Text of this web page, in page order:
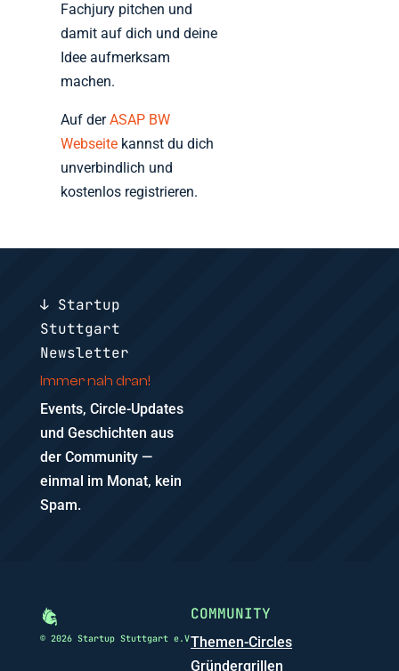
Fachjury pitchen und
damit auf dich und deine
Idee aufmerksam
machen.
Auf derASAP BW
Webseite kannst du dich
unverbindlich und
kostenlos registrieren.
↓ Startup
Stuttgart
Newsletter
Immer nah dran!
Events, Circle-Updates
und Geschichten aus
der Community —
einmal im Monat, kein
Spam.
© 2026 Startup Stuttgart e.V
COMMUNITY
Themen-Circles
Gründergrillen